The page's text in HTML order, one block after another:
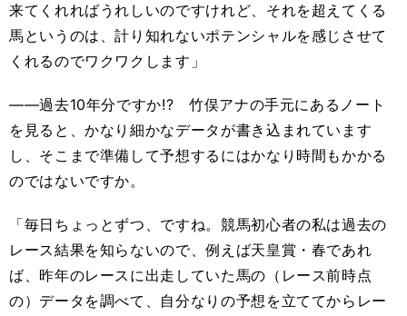
来てくれればうれしいのですけれど、それを超えてくる
馬というのは、計り知れないポテンシャルを感じさせて
くれるのでワクワクします」
――過去10年分ですか!? 竹俣アナの手元にあるノート
を見ると、かなり細かなデータが書き込まれています
し、そこまで準備して予想するにはかなり時間もかかる
のではないですか。
「毎日ちょっとずつ、ですね。競馬初心者の私は過去の
レース結果を知らないので、例えば天皇賞・春であれ
ば、昨年のレースに出走していた馬の（レース前時点
の）データを調べて、自分なりの予想を立ててからレー